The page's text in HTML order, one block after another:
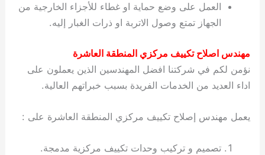
العمل على وضع حماية او غطاء للأجزاء الخارجية من
الجهاز تمتع وصول الاتربة او ذرات الغبار إليه.
مهندس اصلاح تكييف مركزي المنطقة العاشرة
نؤمن لكم في شركتنا افضل المهندسين الذين يعملون على
اداء العديد من الخدمات الفريدة بسبب خبراتهم العالية.
يعمل مهندس إصلاح تكييف مركزي المنطقة العاشرة على :
تصميم و تركيب وحدات تكييف مركزية مدمجة.